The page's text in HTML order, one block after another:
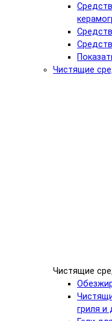
Чистящие
Чистящие
гриля и